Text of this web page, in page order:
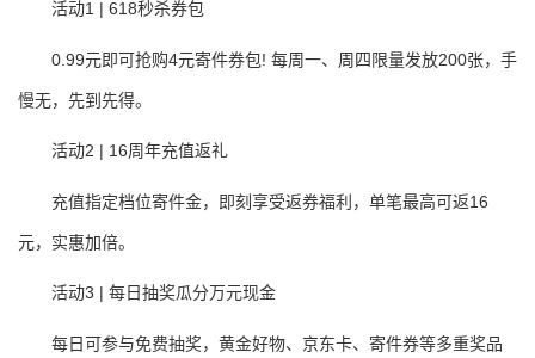
活动1 | 618秒杀券包
0.99元即可抢购4元寄件券包! 每周一、周四限量发放200张，手
慢无，先到先得。
活动2 | 16周年充值返礼
充值指定档位寄件金，即刻享受返券福利，单笔最高可返16
元，实惠加倍。
活动3 | 每日抽奖瓜分万元现金
每日可参与免费抽奖，黄金好物、京东卡、寄件券等多重奖品